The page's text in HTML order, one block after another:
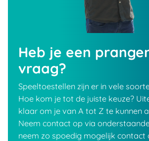
Heb je een
vraag?
Speeltoestellen zijn er in vele
Hoe kom je tot de juiste keuze?
klaar om je van A tot Z te kunnen
Neem contact op via
neem zo spoedig mogelijk contact